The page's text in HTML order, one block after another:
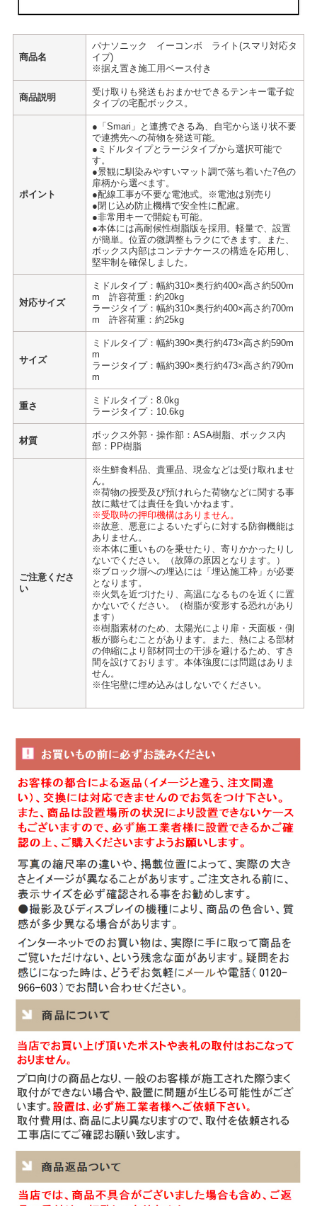
商品名
パナソニック イーコンボ ライト(スマリ対応タ
イプ)
※据え置き施工用ベース付き
商品説明
受け取りも発送もおまかせできるテンキー電子錠
タイプの宅配ボックス。
ポイント
●「Smari」と連携できる為、自宅から送り状不要
で連携先への荷物を発送可能。
●ミドルタイプとラージタイプから選択可能で
す。
●景観に馴染みやすいマット調で落ち着いた7色の
扉柄から選べます。
●配線工事が不要な電池式。※電池は別売り
●閉じ込め防止機構で安全性に配慮。
●非常用キーで開錠も可能。
●本体には高耐候性樹脂版を採用。軽量で、設置
が簡単。位置の微調整もラクにできます。また、
ボックス内部はコンテナケースの構造を応用し、
堅牢制を確保しました。
対応サイズ
ミドルタイプ：幅約310×奥行約400×高さ約500m
m 許容荷重：約20kg
ラージタイプ：幅約310×奥行約400×高さ約700m
m 許容荷重：約25kg
サイズ
ミドルタイプ：幅約390×奥行約473×高さ約590m
m
ラージタイプ：幅約390×奥行約473×高さ約790m
m
重さ
ミドルタイプ：8.0kg
ラージタイプ：10.6kg
材質
ボックス外郭・操作部：ASA樹脂、ボックス内
部：PP樹脂
ご注意くださ
い
※生鮮食料品、貴重品、現金などは受け取れませ
ん。
※荷物の授受及び預けれらた荷物などに関する事
故に戴せては責任を負いかねます。
※受取時の押印機構はありません。
※故意、悪意によるいたずらに対する防御機能は
ありません。
※本体に重いものを乗せたり、寄りかかったりし
ないでください。（故障の原因となります。）
※ブロック塀への埋込には「埋込施工枠」が必要
となります。
※火気を近づけたり、高温になるものを近くに置
かないでください。（樹脂が変形する恐れがあり
ます）
※樹脂素材のため、太陽光により扉・天面板・側
板が膨らむことがあります。また、熱による部材
の伸縮により部材同士の干渉を避けるため、すき
間を設けております。本体強度には問題はありま
せん。
※住宅壁に埋め込みはしないでください。